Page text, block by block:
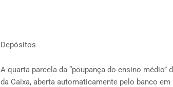
Depósitos
A quarta parcela da “poupança do ensino
da Caixa, aberta automaticamente pelo banco